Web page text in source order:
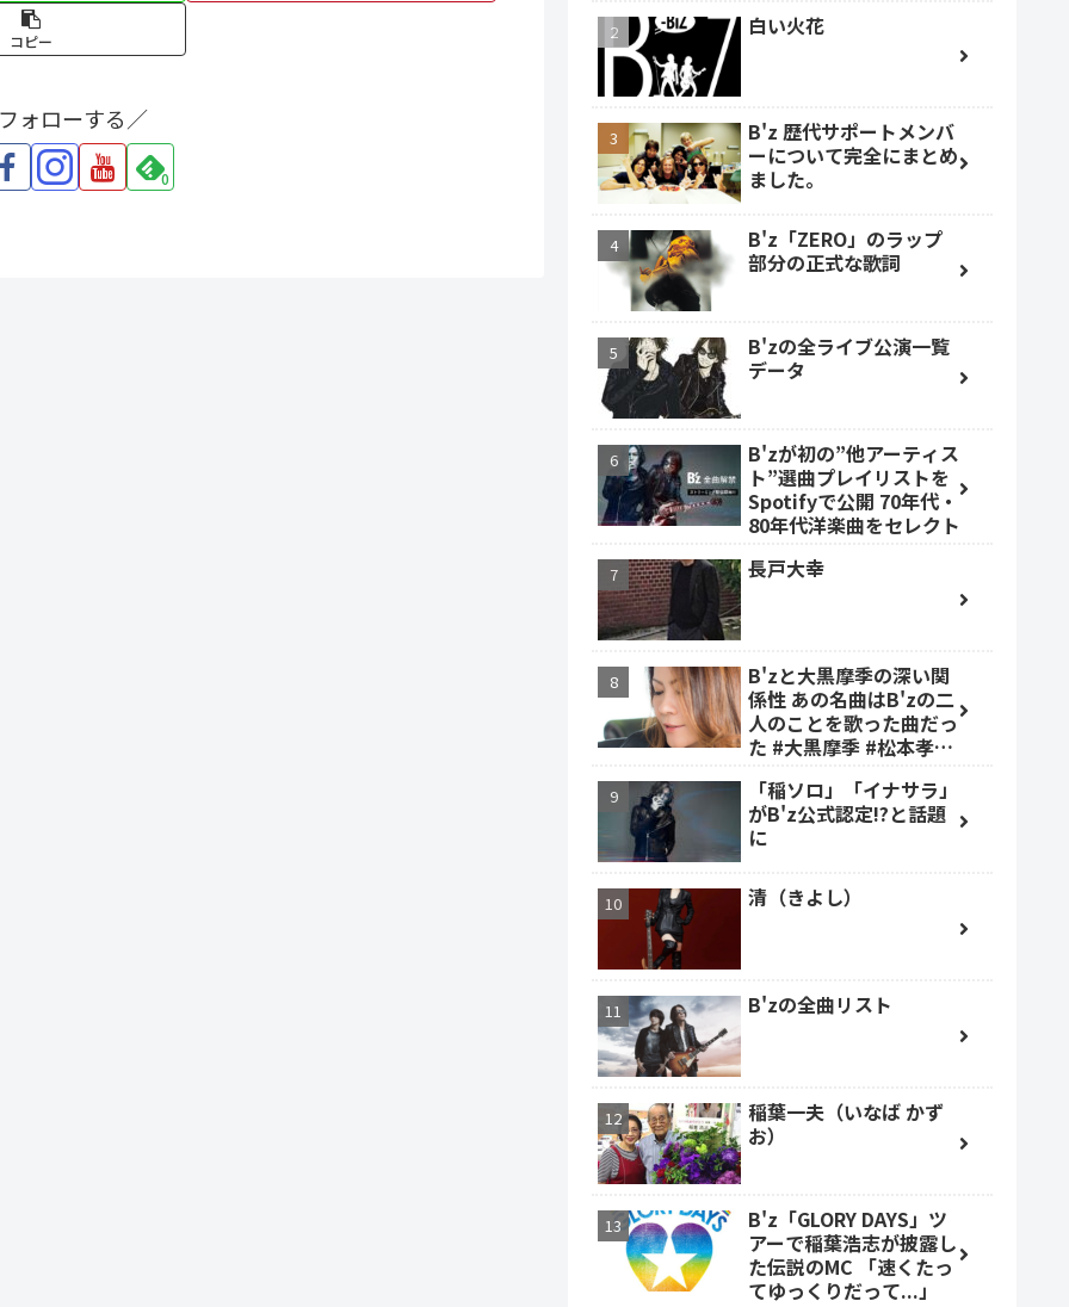
コピー
ォローする／
0
白い火花
B'z 歴代サポートメンバ
ーについて完全にまとめ
ました。
B'z「ZERO」のラップ
部分の正式な歌詞
B'zの全ライブ公演一覧
データ
B'zが初の”他アーティス
ト”選曲プレイリストを
Spotifyで公開 70年代・
80年代洋楽曲をセレクト
長戸大幸
B'zと大黒摩季の深い関
係性 あの名曲はB'zの二
人のことを歌った曲だっ
た #大黒摩季 #松本孝弘
「稲ソロ」「イナサラ」
がB'z公式認定!?と話題
に
清（きよし）
B'zの全曲リスト
稲葉一夫（いなば かず
お）
B'z「GLORY DAYS」ツ
アーで稲葉浩志が披露し
た伝説のMC 「速くたっ
てゆっくりだって...」